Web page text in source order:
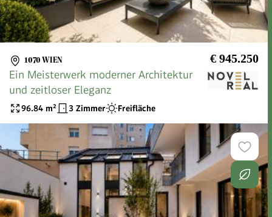
1070 WIEN € 945.250
Ein Meisterwerk moderner Architektur
und zeitloser Eleganz
96.84 m² 3 Zimmer Freifläche